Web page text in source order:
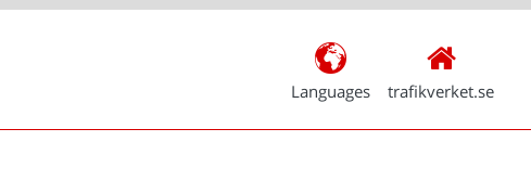
Languages trafikverket.se